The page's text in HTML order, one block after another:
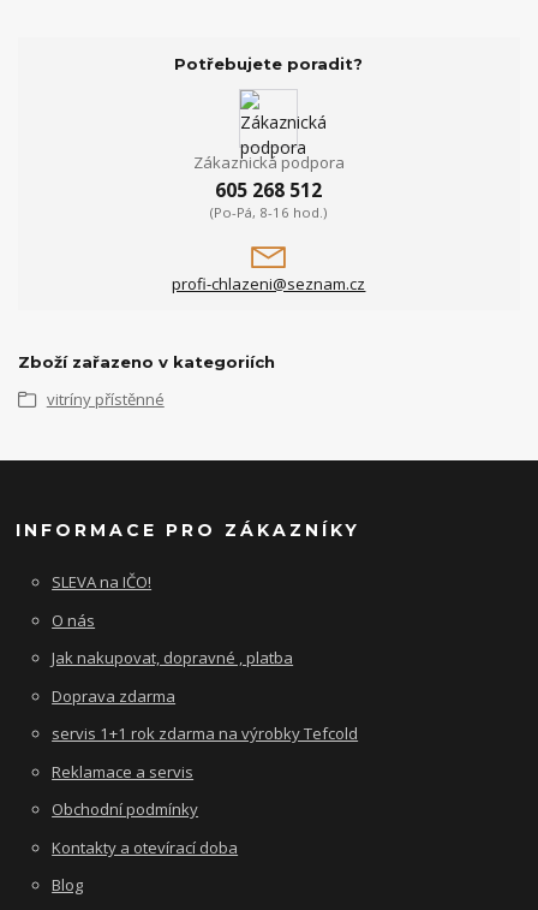
Potřebujete poradit?
Zákaznická podpora
605 268 512
(Po-Pá, 8-16 hod.)
profi-chlazeni@seznam.cz
Zboží zařazeno v kategoriích
vitríny přístěnné
INFORMACE PRO ZÁKAZNÍKY
SLEVA na IČO!
O nás
Jak nakupovat, dopravné , platba
Doprava zdarma
servis 1+1 rok zdarma na výrobky Tefcold
Reklamace a servis
Obchodní podmínky
Kontakty a otevírací doba
Blog